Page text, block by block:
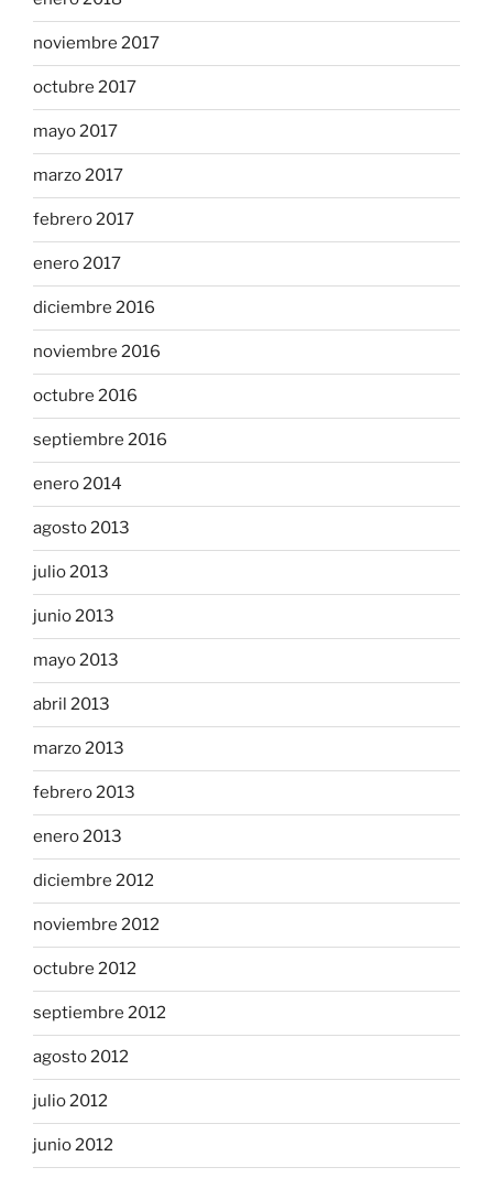
noviembre 2017
octubre 2017
mayo 2017
marzo 2017
febrero 2017
enero 2017
diciembre 2016
noviembre 2016
octubre 2016
septiembre 2016
enero 2014
agosto 2013
julio 2013
junio 2013
mayo 2013
abril 2013
marzo 2013
febrero 2013
enero 2013
diciembre 2012
noviembre 2012
octubre 2012
septiembre 2012
agosto 2012
julio 2012
junio 2012